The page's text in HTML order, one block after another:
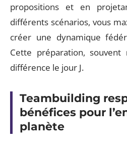
propositions et en
différents scénarios, vous
créer une dynamique
Cette préparation,
différence le jour J.
Teambuilding
bénéfices pour
planète